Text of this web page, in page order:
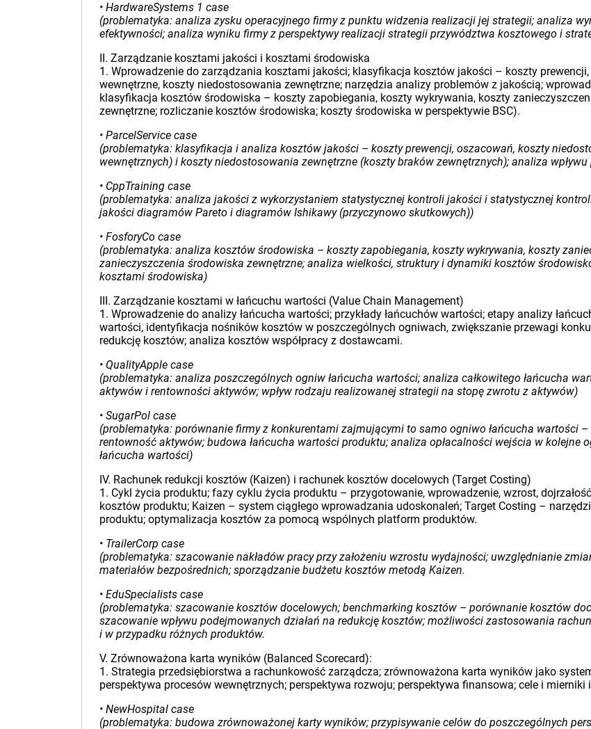
• HardwareSystems 1 case
(problematyka: analiza zysku operacyjnego firmy z punktu widzenia realizacji jej strategii; analiza
efektywności; analiza wyniku firmy z perspektywy realizacji strategii przywództwa kosztowego i
II. Zarządzanie kosztami jakości i kosztami środowiska
1. Wprowadzenie do zarządzania kosztami jakości; klasyfikacja kosztów jakości – koszty
wewnętrzne, koszty niedostosowania zewnętrzne; narzędzia analizy problemów z jakością;
klasyfikacja kosztów środowiska – koszty zapobiegania, koszty wykrywania, koszty
zewnętrzne; rozliczanie kosztów środowiska; koszty środowiska w perspektywie BSC).
• ParcelService case
(problematyka: klasyfikacja i analiza kosztów jakości – koszty prewencji, oszacowań, koszty
wewnętrznych) i koszty niedostosowania zewnętrzne (koszty braków zewnętrznych); analiza
• CppTraining case
(problematyka: analiza jakości z wykorzystaniem statystycznej kontroli jakości i statystycznej
jakości diagramów Pareto i diagramów Ishikawy (przyczynowo skutkowych))
• FosforyCo case
(problematyka: analiza kosztów środowiska – koszty zapobiegania, koszty wykrywania, koszty
zanieczyszczenia środowiska zewnętrzne; analiza wielkości, struktury i dynamiki kosztów
kosztami środowiska)
III. Zarządzanie kosztami w łańcuchu wartości (Value Chain Management)
1. Wprowadzenie do analizy łańcucha wartości; przykłady łańcuchów wartości; etapy analizy
wartości, identyfikacja nośników kosztów w poszczególnych ogniwach, zwiększanie przewagi
redukcję kosztów; analiza kosztów współpracy z dostawcami.
• QualityApple case
(problematyka: analiza poszczególnych ogniw łańcucha wartości; analiza całkowitego łańcucha
aktywów i rentowności aktywów; wpływ rodzaju realizowanej strategii na stopę zwrotu z aktywów)
• SugarPol case
(problematyka: porównanie firmy z konkurentami zajmującymi to samo ogniwo łańcucha wartości
rentowność aktywów; budowa łańcucha wartości produktu; analiza opłacalności wejścia w kolejne
łańcucha wartości)
IV. Rachunek redukcji kosztów (Kaizen) i rachunek kosztów docelowych (Target Costing)
1. Cykl życia produktu; fazy cyklu życia produktu – przygotowanie, wprowadzenie, wzrost,
kosztów produktu; Kaizen – system ciągłego wprowadzania udoskonaleń; Target Costing –
produktu; optymalizacja kosztów za pomocą wspólnych platform produktów.
• TrailerCorp case
(problematyka: szacowanie nakładów pracy przy założeniu wzrostu wydajności; uwzględnianie
materiałów bezpośrednich; sporządzanie budżetu kosztów metodą Kaizen.
• EduSpecialists case
(problematyka: szacowanie kosztów docelowych; benchmarking kosztów – porównanie kosztów
szacowanie wpływu podejmowanych działań na redukcję kosztów; możliwości zastosowania
i w przypadku różnych produktów.
V. Zrównoważona karta wyników (Balanced Scorecard):
1. Strategia przedsiębiorstwa a rachunkowość zarządcza; zrównoważona karta wyników jako
perspektywa procesów wewnętrznych; perspektywa rozwoju; perspektywa finansowa; cele i
• NewHospital case
(problematyka: budowa zrównoważonej karty wyników; przypisywanie celów do poszczególnych